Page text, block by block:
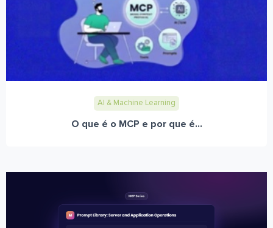
AI & Machine Learning
O que é o MCP e por que é...